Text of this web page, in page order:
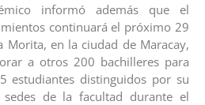
informó además que el
continuará el próximo 29
Morita, en la ciudad de Maracay,
a otros 200 bachilleres para
estudiantes distinguidos por su
de la facultad durante el